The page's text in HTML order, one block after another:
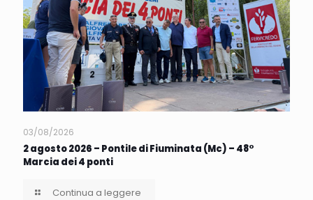
03/08/2026
2 agosto 2026 – Pontile di Fiuminata (Mc) – 48°
Marcia dei 4 ponti
Continua a leggere